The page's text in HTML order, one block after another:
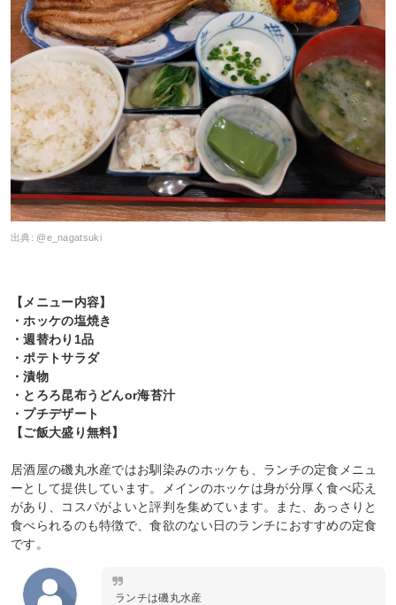
出典: @e_nagatsuki
【メニュー内容】
・ホッケの塩焼き
・週替わり1品
・ポテトサラダ
・漬物
・とろろ昆布うどんor海苔汁
・プチデザート
【ご飯大盛り無料】
居酒屋の磯丸水産ではお馴染みのホッケも、ランチの定食メニュ
ーとして提供しています。メインのホッケは身が分厚く食べ応え
があり、コスパがよいと評判を集めています。また、あっさりと
食べられるのも特徴で、食欲のない日のランチにおすすめの定食
です。
ランチは磯丸水産